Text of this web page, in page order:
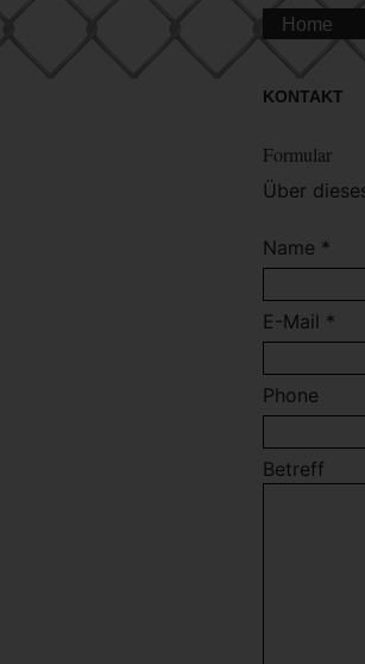
Home
KONTAKT
Formular
Über
Name *
E-Mail *
Phone
Betreff